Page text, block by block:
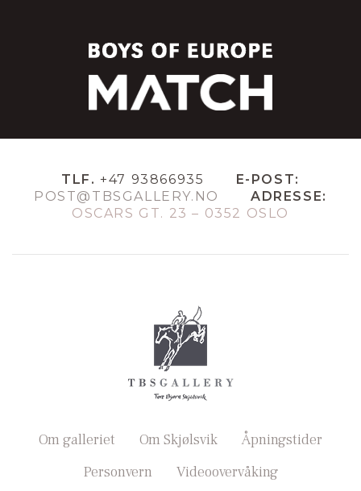
TLF. +47 93866935
E-POST:
POST@TBSGALLERY.NO
ADRESSE:
OSCARS GT. 23 – 0352 OSLO
Om galleriet Om Skjølsvik
Åpningstider
Personvern
Videoovervåking